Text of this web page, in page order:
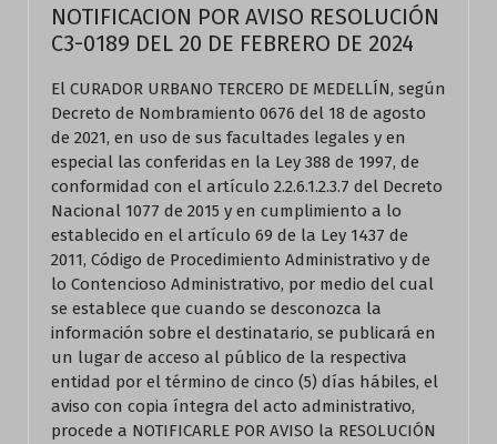
NOTIFICACION POR AVISO RESOLUCIÓN
C3-0189 DEL 20 DE FEBRERO DE 2024
El CURADOR URBANO TERCERO DE MEDELLÍN, según
Decreto de Nombramiento 0676 del 18 de agosto
de 2021, en uso de sus facultades legales y en
especial las conferidas en la Ley 388 de 1997, de
conformidad con el artículo 2.2.6.1.2.3.7 del Decreto
Nacional 1077 de 2015 y en cumplimiento a lo
establecido en el artículo 69 de la Ley 1437 de
2011, Código de Procedimiento Administrativo y de
lo Contencioso Administrativo, por medio del cual
se establece que cuando se desconozca la
información sobre el destinatario, se publicará en
un lugar de acceso al público de la respectiva
entidad por el término de cinco (5) días hábiles, el
aviso con copia íntegra del acto administrativo,
procede a NOTIFICARLE POR AVISO la RESOLUCIÓN